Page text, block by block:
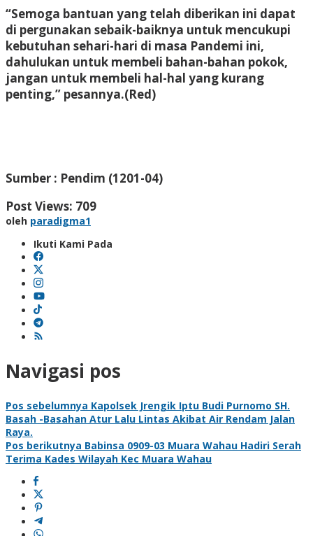
“Semoga bantuan yang telah diberikan ini dapat
di pergunakan sebaik-baiknya untuk mencukupi
kebutuhan sehari-hari di masa Pandemi ini,
dahulukan untuk membeli bahan-bahan pokok,
jangan untuk membeli hal-hal yang kurang
penting,” pesannya.(Red)
Sumber : Pendim (1201-04)
Post Views: 709
oleh paradigma1
Ikuti Kami Pada
Navigasi pos
Pos sebelumnya Kapolsek Jrengik Iptu Budi Purnomo SH.
Basah -Basahan Atur Lalu Lintas Akibat Air Rendam Jalan
Raya.
Pos berikutnya Babinsa 0909-03 Muara Wahau Hadiri Serah
Terima Kades Wilayah Kec Muara Wahau